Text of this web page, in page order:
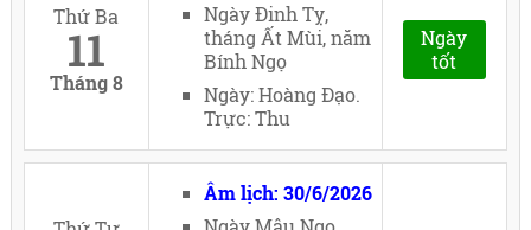
Thứ Ba
11
Tháng 8
Ngày Đinh Tỵ,
tháng Ất Mùi, năm
Bính Ngọ
Ngày: Hoàng Đạo.
Trực: Thu
Ngày
tốt
Âm lịch: 30/6/2026